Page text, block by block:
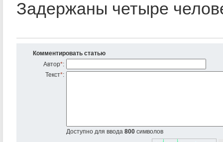
Задержаны четыре
Комментировать статью
Автор*:
Текст*:
Доступно для ввода 800 символов